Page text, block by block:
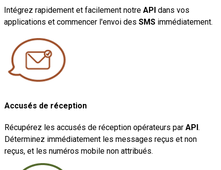
Intégrez rapidement et facilement notre API dans vos
applications et commencer l'envoi des SMS immédiatement.
Accusés de réception
Récupérez les accusés de réception opérateurs par API.
Déterminez immédiatement les messages reçus et non
reçus, et les numéros mobile non attribués.